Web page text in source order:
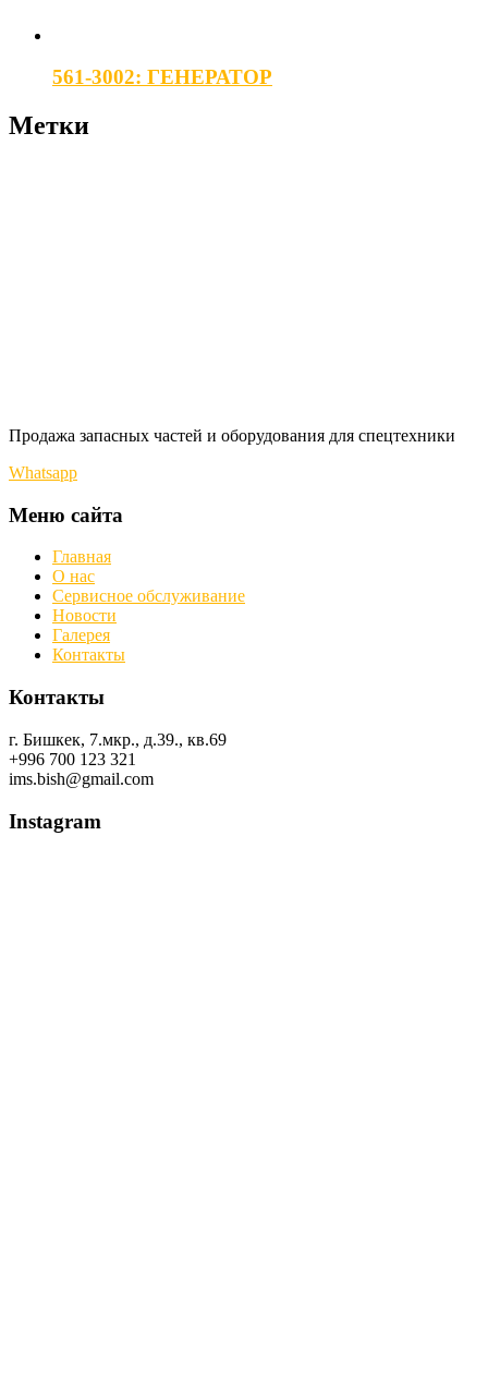
561-3002: ГЕНЕРАТОР
Метки
Продажа запасных частей и оборудования для спецтехники
Whatsapp
Меню сайта
Главная
О нас
Сервисное обслуживание
Новости
Галерея
Контакты
Контакты
г. Бишкек, 7.мкр., д.39., кв.69
+996 700 123 321
ims.bish@gmail.com
Instagram